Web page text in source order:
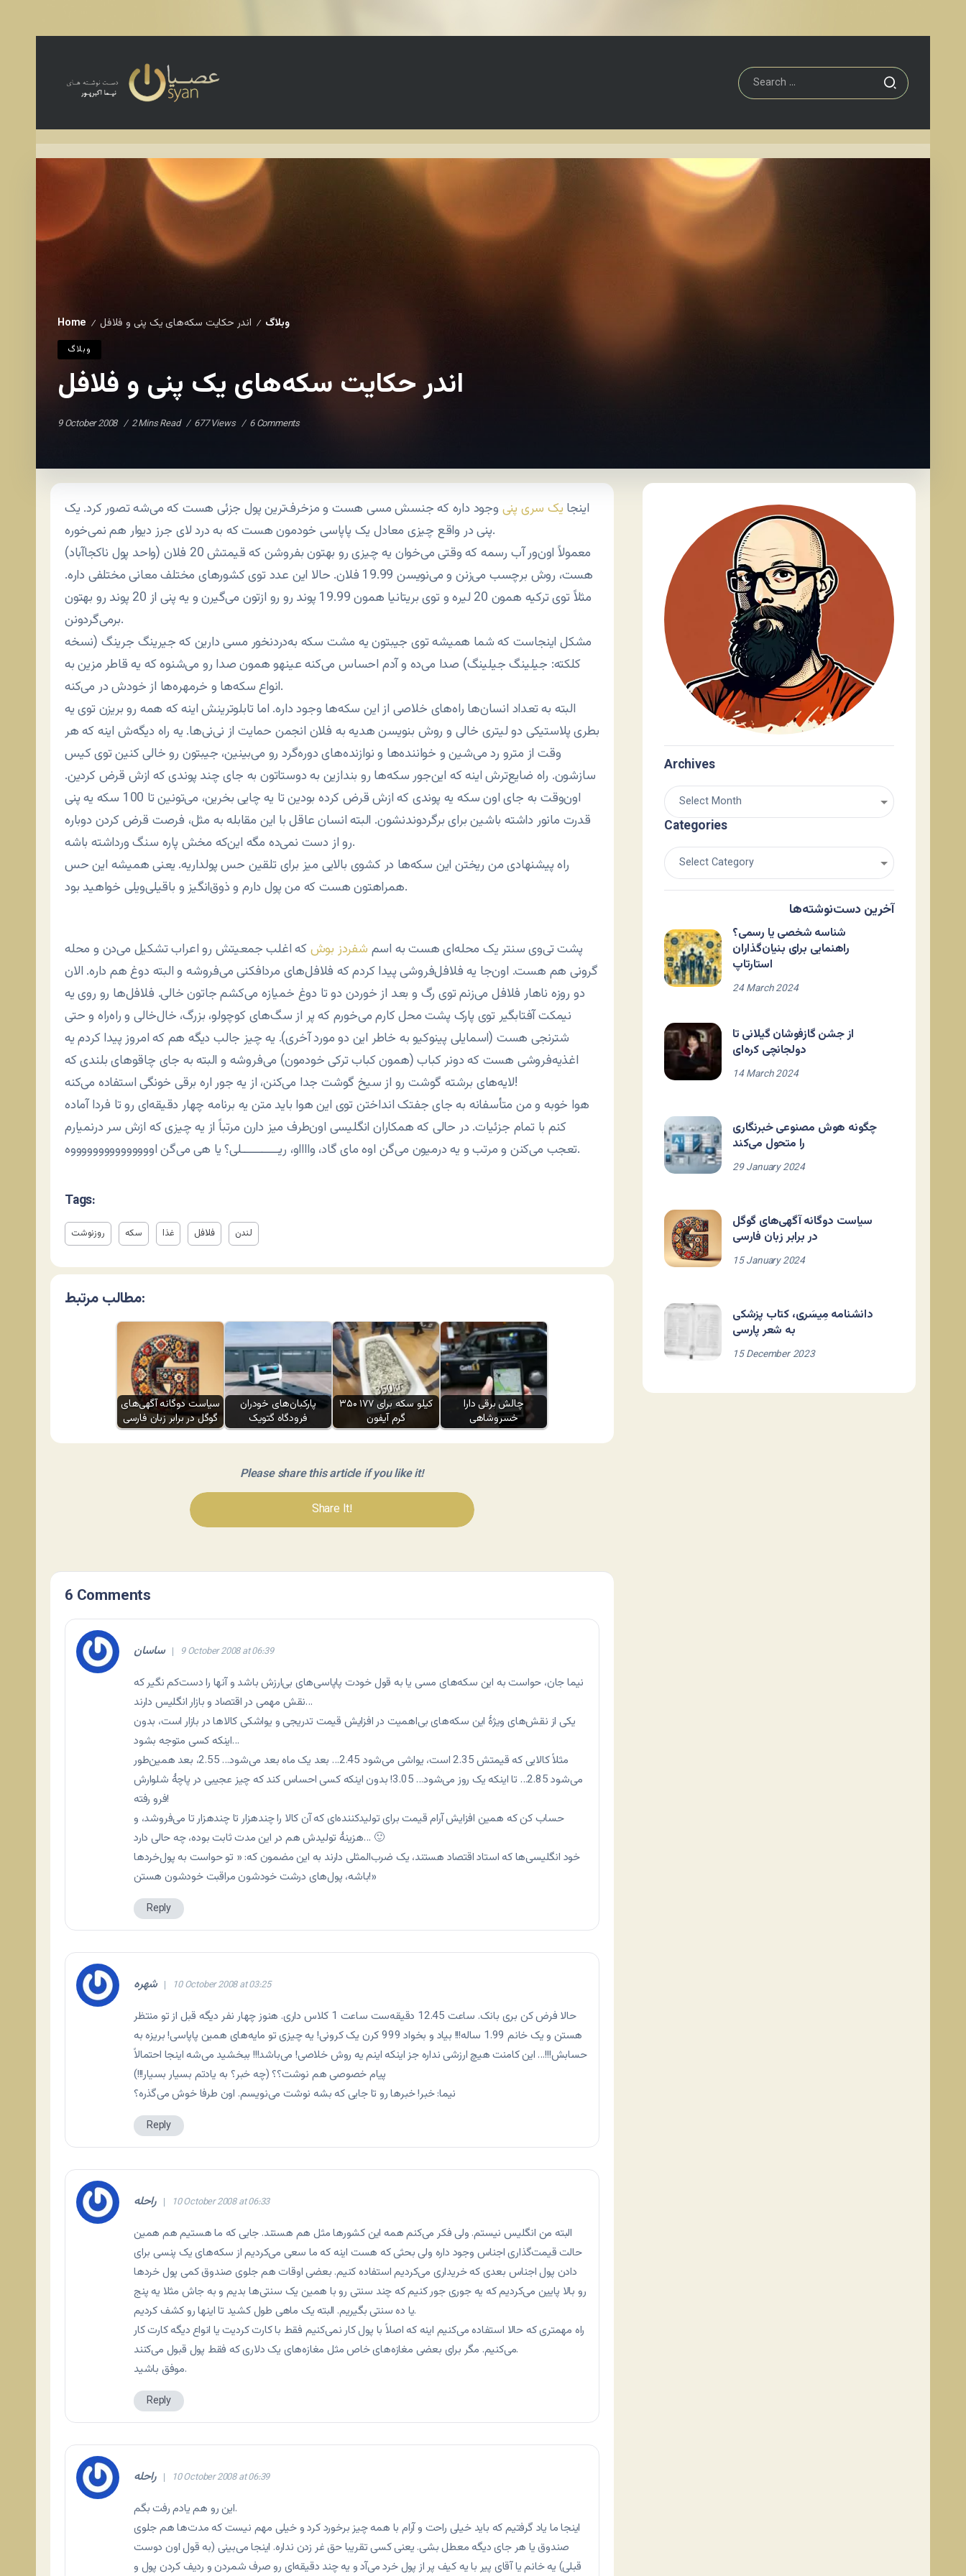
Home / وبلاگ / اندر حکایت سکه‌های یک پنی و فلافل
وبلاگ
اندر حکایت سکه‌های یک پنی و فلافل
9 October 2008 2 Mins Read 677 Views 6 Comments
اینجا یک سری پنی وجود داره که جنسش مسی هست و مزخرف‌ترین پول جزئی هست که می‌شه تصور کرد. یک
پنی در واقع چیزی معادل یک پاپاسی خودمون هست که به درد لای جرز دیوار هم نمی‌خوره.
معمولاً اون‌ور آب رسمه که وقتی می‌خوان یه چیزی رو بهتون بفروشن که قیمتش 20 فلان (واحد پول ناکجاآباد)
هست، روش برچسب می‌زنن و می‌نویسن 19.99 فلان. حالا این عدد توی کشورهای مختلف معانی مختلفی داره.
مثلاً توی ترکیه همون 20 لیره و توی بریتانیا همون 19.99 پوند رو رو ازتون می‌گیرن و یه پنی از 20 پوند رو بهتون
برمی‌گردونن.
مشکل اینجاست که شما همیشه توی جیبتون یه مشت سکه به‌دردنخور مسی دارین که جیرینگ جرینگ (نسخه
کلکته: جیلینگ جیلینگ) صدا می‌ده و آدم احساس می‌کنه عینهو همون صدا رو می‌شنوه که یه قاطر مزین به
انواع سکه‌ها و خرمهره‌ها از خودش در می‌کنه.
البته به تعداد انسان‌ها راه‌های خلاصی از این سکه‌ها وجود داره. اما تابلوترینش اینه که همه رو بریزن توی یه
بطری پلاستیکی دو لیتری خالی و روش بنویسن هدیه به فلان انجمن حمایت از نی‌نی‌ها. یه راه دیگه‌ش اینه که هر
وقت از مترو رد می‌شین و خواننده‌ها و نوازنده‌های دوره‌گرد رو می‌بینین، جیبتون رو خالی کنین توی کیس
سازشون. راه ضایع‌ترش اینه که این‌جور سکه‌ها رو بندازین به دوستاتون به جای چند پوندی که ازش قرض کردین.
اون‌وقت به جای اون سکه یه پوندی که ازش قرض کرده بودین تا یه چایی بخرین، می‌تونین تا 100 سکه یه پنی
قدرت مانور داشته باشین برای برگردوندنشون. البته انسان عاقل با این مقابله به مثل، فرصت قرض کردن دوباره
رو از دست نمی‌ده مگه این‌که مخش پاره سنگ ورداشته باشه.
راه پیشنهادی من ریختن این سکه‌ها در کشوی بالایی میز برای تلقین حس پولداریه. یعنی همیشه این حس
همراهتون هست که من پول دارم و ذوق‌انگیز و باقیلی‌ویلی خواهید بود.
پشت تی‌وی سنتر یک محله‌ای هست به اسم شفردز بوشکه اغلب جمعیتش رو اعراب تشکیل می‌دن و محله
گرونی هم هست. اون‌جا یه فلافل‌فروشی پیدا کردم که فلافل‌های مردافکنی می‌فروشه و البته دوغ هم داره. الان
دو روزه ناهار فلافل می‌زنم توی رگ و بعد از خوردن دو تا دوغ خمیازه می‌کشم جاتون خالی. فلافل‌ها رو روی یه
نیمکت آفتابگیر توی پارک پشت محل کارم می‌خورم که پر از سگ‌های کوچولو، بزرگ، خال‌خالی و راه‌راه و حتی
شترنجی هست (اسمایلی پینوکیو به خاطر این دو مورد آخری). یه چیز جالب دیگه هم که امروز پیدا کردم یه
اغذیه‌فروشی هست که دونر کباب (همون کباب ترکی خودمون) می‌فروشه و البته به جای چاقوهای بلندی که
لایه‌های برشته گوشت رو از سیخ گوشت جدا می‌کنن، از یه جور اره برقی خونگی استفاده می‌کنه!
هوا خوبه و من متأسفانه به جای جفتک انداختن توی این هوا باید متن یه برنامه چهار دقیقه‌ای رو تا فردا آماده
کنم با تمام جزئیات. در حالی که همکاران انگلیسی اون‌طرف میز دارن مرتباً از یه چیزی که ازش سر درنمیارم
تعجب می‌کنن و مرتب و یه درمیون می‌گن اوه مای گاد، وااااو، ریـــــــــــلی؟ یا هی می‌گن اوووووووووووووووه.
Tags:
روزنوشت سکه غذا فلافل لندن
مطالب مرتبط:
سیاست دوگانه آگهی‌های
گوگل در برابر زبان فارسی
پارکبان‌های خودران
فرودگاه گتویک
۳۵۰ کیلو سکه برای ۱۷۷
گرم آیفون
چالش برقی دارا
خسروشاهی
Please share this article if you like it!
Share It!
6 Comments
ساسان 9 October 2008 at 06:39
نیما جان، حواست به این سکه‌های مسی یا به قول خودت پاپاسی‌های بی‌ارزش باشد و آنها را دست‌کم نگیر که
نقش مهمی در اقتصاد و بازار انگلیس دارند…
یکی از نقش‌های ویژۀ این سکه‌های بی‌اهمیت در افزایش قیمت تدریجی و یواشکی کالاها در بازار است، بدون
اینکه کسی متوجه بشود…
مثلاً کالایی که قیمتش 2.35 است، یواشی می‌شود 2.45… بعد یک ماه بعد می‌شود… 2.55، بعد همین‌طور
می‌شود 2.85… تا اینکه یک روز می‌شود… 3.05! بدون اینکه کسی احساس کند که چیز عجیبی در پاچۀ شلوارش
فرو رفته!
حساب کن که همین افزایش آرام قیمت برای تولیدکننده‌ای که آن کالا را چندهزار تا چندهزار تا می‌فروشد، و
هزینۀ تولیدش هم در این مدت ثابت بوده، چه حالی دارد… 🙂
خود انگلیسی‌ها که استاد اقتصاد هستند، یک ضرب‌المثلی دارند به این مضمون که: « تو حواست به پول‌خردها
باشه، پول‌های درشت خودشون مراقبت خودشون هستن!»
Reply
شهره 10 October 2008 at 03:25
حالا فرض کن بری بانک. ساعت 12.45 دقیقه‌ست ساعت 1 کلاس داری. هنوز چهار نفر دیگه قبل از تو منتظر
هستن و یک خانم 1.99 ساله!!! بیاد و بخواد 999 کرن یک کرونی! یه چیزی تو مایه‌های همین پاپاسی! بریزه به
حسابش!!!… این کامنت هیچ ارزشی نداره جز اینکه اینم یه روش خلاصی! می‌باشد!!! ببخشید می‌شه اینجا احتمالاً
پیام خصوصی هم نوشت؟؟ (چه خبر؟ به یادتم بسیار بسیار!!!)
نیما: خبر! خبرها رو تا جایی که بشه نوشت می‌نویسم. اون طرفا خوش می‌گذره؟
Reply
راحله 10 October 2008 at 06:33
البته من انگلیس نیستم. ولی فکر می‌کنم همه این کشورها مثل هم هستند. جایی که ما هستیم هم همین
حالت قیمت‌گذاری اجناس وجود داره ولی بحثی که هست اینه که ما سعی می‌کردیم از سکه‌های یک پنسی برای
دادن پول اجناس بعدی که خریداری می‌کردیم استفاده کنیم. بعضی اوقات هم جلوی صندوق کمی پول خرد‌ها
رو بالا پایین می‌کردیم که یه جوری جور کنیم که چند سنتی رو با همین یک سنتی‌ها بدیم و به جاش مثلا یه پنج
یا ده سنتی بگیریم. البته یک ماهی طول کشید تا اینها رو کشف کردیم.
راه مهمتری که حالا استفاده می‌کنیم اینه که اصلاً با پول کار نمی‌کنیم فقط با کارت کردیت یا انواع دیگه کارت کار
می‌کنیم. مگر برای بعضی مغازه‌های خاص مثل مغازه‌های یک دلاری که فقط پول قبول می‌کنند.
موفق باشید.
Reply
راحله 10 October 2008 at 06:39
این رو هم یادم رفت بگم.
اینجا ما یاد گرفتیم که باید خیلی راحت و آرام با همه چیز برخورد کرد و خیلی مهم نیست که مدت‌ها هم جلوی
صندوق یا هر جای دیگه معطل بشی. یعنی کسی تقریبا حق غر زدن نداره. اینجا می‌بینی (به قول اون دوست
قبلی) یه خانم یا آقای پیر با یه کیف پر از پول خرد می‌آد و یه چند دقیقه‌ای رو صرف شمردن و ردیف کردن پول و
Archives
Categories
آخرین دست‌نوشته‌ها
شناسه شخصی یا رسمی؟
راهنمایی برای بنیان‌گذاران
استارتاپ
24 March 2024
از جشن گازفوشان گیلانی تا
دولجانچی کره‌ای
14 March 2024
چگونه هوش مصنوعی خبرنگاری
را متحول می‌کند
29 January 2024
سیاست دوگانه آگهی‌های گوگل
در برابر زبان فارسی
15 January 2024
دانشنامه مِیسَری، کتاب پزشکی
به شعر پارسی
15 December 2023